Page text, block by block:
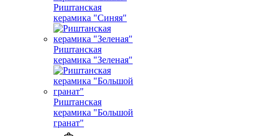
Риштанская
керамика "Синяя"
Риштанская
керамика "Зеленая"
Риштанская
керамика "Большой
гранат"